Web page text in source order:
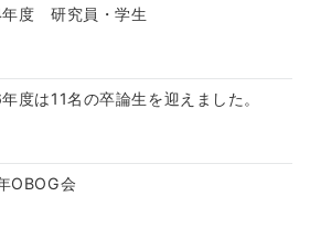
度 研究員・学生
度は11名の卒論生を迎えました。
OBOG会